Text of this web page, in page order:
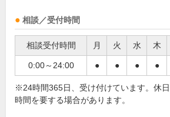
相談／受付時間
相談受付時間 月 火 水 木
0:00～24:00 ● ● ● ●
※24時間365日、受け付けています。休
時間を要する場合があります。